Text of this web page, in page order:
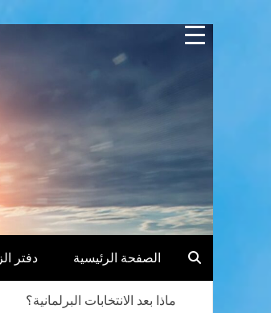
Skip
الصفحة الرئيسية دفتر
ماذا بعد الانتخابات البرلمانية؟